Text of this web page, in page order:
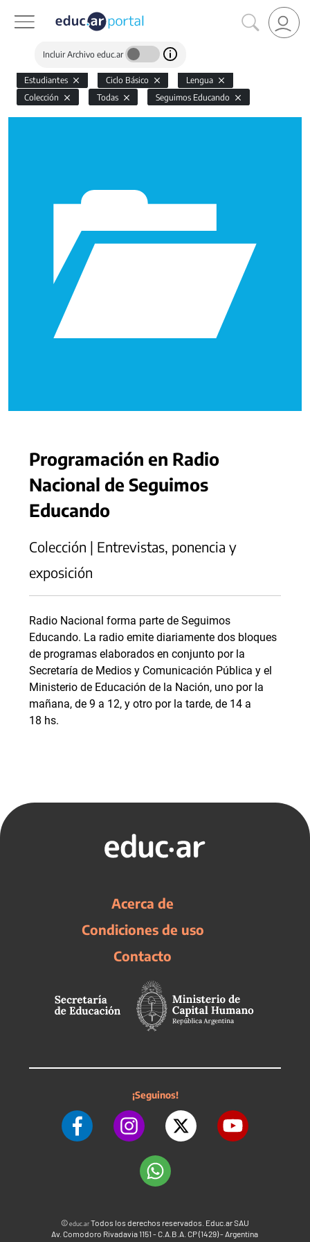
Incluir Archivo educ.ar
Estudiantes Ciclo Básico
Lengua
Colección
Todas Seguimos Educando
Programación en Radio
Nacional de Seguimos
Educando
Colección | Entrevistas, ponencia y
exposición
Radio Nacional forma parte de Seguimos
Educando. La radio emite diariamente dos bloques
de programas elaborados en conjunto por la
Secretaría de Medios y Comunicación Pública y el
Ministerio de Educación de la Nación, uno por la
mañana, de 9 a 12, y otro por la tarde, de 14 a
18 hs.
Acerca de
Condiciones de uso
Contacto
¡Seguinos!
©educ.arTodos los derechos reservados. Educ.ar SAU
Av. Comodoro Rivadavia 1151 - C.A.B.A. CP (1429) - Argentina